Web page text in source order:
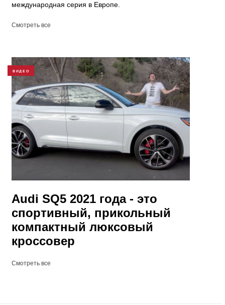
международная серия в Европе.
Смотреть все
ВИДЕО
Audi SQ5 2021 года - это
спортивный, прикольный
компактный люксовый
кроссовер
Смотреть все